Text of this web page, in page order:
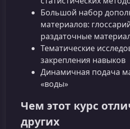
Большой набор
материалов:
раздаточные
Тематические
закрепления навыков
Динамичная подача
«воды»
Чем этот курс
других